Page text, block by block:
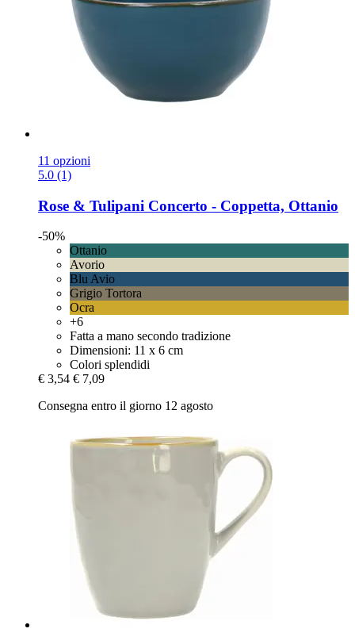
11 opzioni
5.0 (1)
Rose & Tulipani Concerto -​ Coppetta, Ottanio
-50%
Ottanio
Avorio
Blu Avio
Grigio Tortora
Ocra
+6
Fatta a mano secondo tradizione
Dimensioni: 11 x 6 cm
Colori splendidi
€ 3,54 € 7,09
Consegna entro il giorno 12 agosto